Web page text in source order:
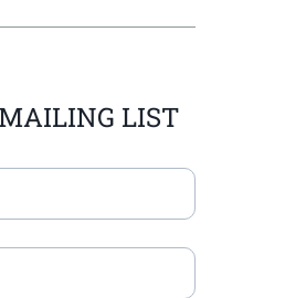
LIST